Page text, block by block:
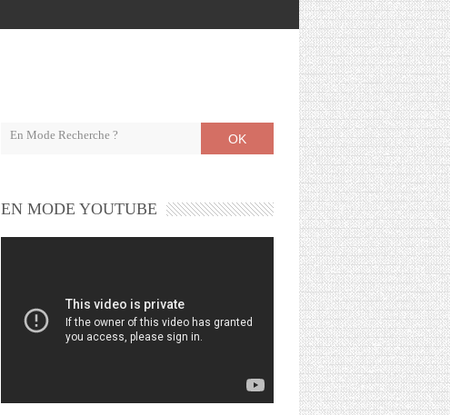
OK
EN MODE YOUTUBE